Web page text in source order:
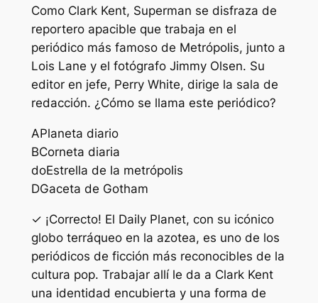
Como Clark Kent, Superman se disfraza de
reportero apacible que trabaja en el
periódico más famoso de Metrópolis, junto a
Lois Lane y el fotógrafo Jimmy Olsen. Su
editor en jefe, Perry White, dirige la sala de
redacción. ¿Cómo se llama este periódico?
APlaneta diario
BCorneta diaria
doEstrella de la metrópolis
DGaceta de Gotham
✓ ¡Correcto! El Daily Planet, con su icónico
globo terráqueo en la azotea, es uno de los
periódicos de ficción más reconocibles de la
cultura pop. Trabajar allí le da a Clark Kent
una identidad encubierta y una forma de